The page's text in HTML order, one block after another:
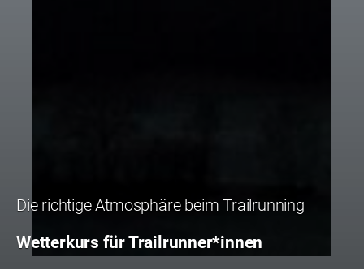
Die richtige Atmosphäre beim Trailrunning
Wetterkurs für Trailrunner*innen